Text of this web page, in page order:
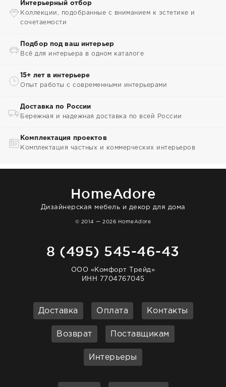
Интерьерный отбор
Коллекции, подобранные с вниманием к эстетике и
сочетаемости
Подбор под ваш интерьер
Всё для интерьера в одном каталоге
15+ лет в интерьере
Опыт работы с современными интерьерами
Доставка по России
Бережная и надежная доставка по всей России
Комплектация проектов
Комплектация частных и коммерческих интерьеров
HomeAdore
Дизайнерская мебель и декор для дома
© 2014 — 2026 HomeAdore
8 (495) 545-46-43
ООО «Комфорт Трейд»
ИНН 7704767045
Доставка Оплата Контакты
Возврат Поставщикам
Интерьеры